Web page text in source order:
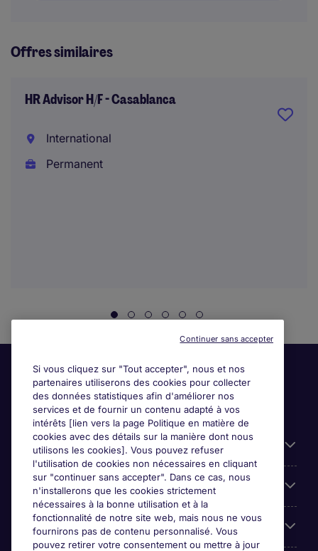
Offres similaires
HR Advisor H/F - Casablanca
International
Permanent
Liens utiles
Espace employeurs
Parcourir nos offres
Si vous cliquez sur "Tout accepter", nous et nos
partenaires utiliserons des cookies pour collecter
des données statistiques afin d'améliorer nos
services et de fournir un contenu adapté à vos
intérêts [lien vers la page Politique en matière de
cookies avec des détails sur la manière dont nous
utilisons les cookies]. Vous pouvez refuser
l'utilisation de cookies non nécessaires en cliquant
sur "continuer sans accepter". Dans ce cas, nous
n'installerons que les cookies strictement
nécessaires à la bonne utilisation et à la
fonctionnalité de notre site web, mais nous ne vous
fournirons pas de contenu personnalisé. Vous
pouvez retirer votre consentement ou mettre à jour
Continuer sans accepter